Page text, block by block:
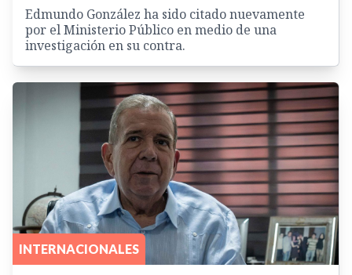
Edmundo González ha sido citado nuevamente
por el Ministerio Público en medio de una
investigación en su contra.
INTERNACIONALES